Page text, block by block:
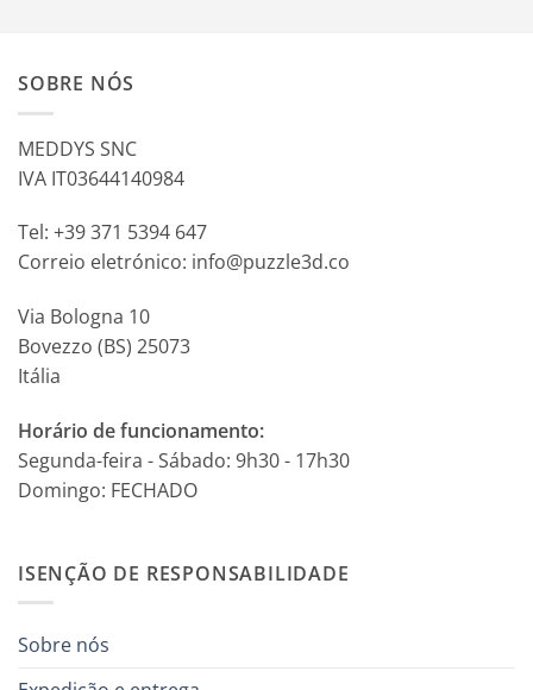
SOBRE NÓS
MEDDYS SNC
IVA IT03644140984
Tel: +39 371 5394 647
Correio eletrónico: info@puzzle3d.co
Via Bologna 10
Bovezzo (BS) 25073
Itália
Horário de funcionamento:
Segunda-feira - Sábado: 9h30 - 17h30
Domingo: FECHADO
ISENÇÃO DE RESPONSABILIDADE
Sobre nós